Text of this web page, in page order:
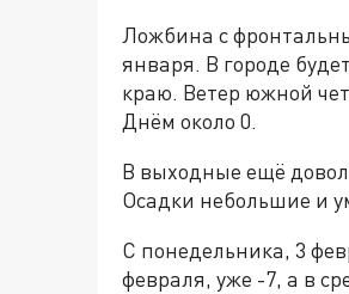
Ложбина с
января. В городе
краю. Ветер южной
Днём около 0.
В выходные ещё
Осадки небольшие и
С понедельника, 3
февраля, уже -7, а в